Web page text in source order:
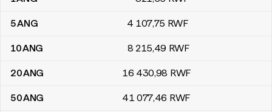
5ANG 4 107,75 RWF
10ANG 8 215,49 RWF
20ANG 16 430,98 RWF
50ANG 41 077,46 RWF